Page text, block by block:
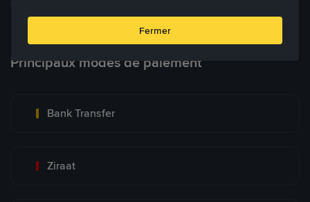
Blog P2P Voir plus
Principaux modes de paiement
Bank Transfer
Ziraat
Fermer